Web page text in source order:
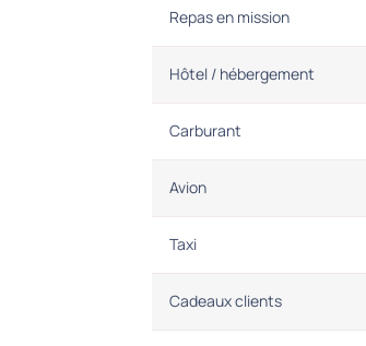
Repas en mission
Hôtel / hébergement
Carburant
Avion
Taxi
Cadeaux clients